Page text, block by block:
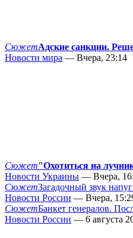
СюжетАдские санкции.
Новости мира — Вчера, 23:14
Сюжет"Охотиться на
Новости Украины — Вчера,
СюжетЗагадочный звук
Новости России — Вчера,
СюжетБанкет генералов.
Новости России — 6 августа